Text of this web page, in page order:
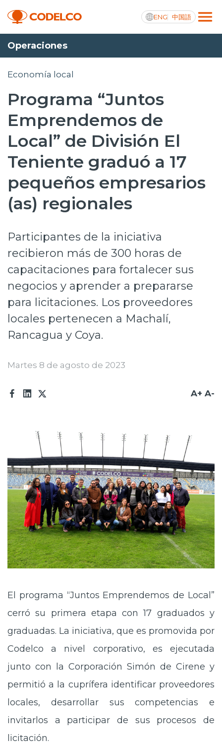
ENG 中国語
Transparencia activa
Nosotros
Operaciones
Innovación
Inversionistas
Prensa
Trabaja en Codelco
Transparencia activa
Canales de denuncia
Proveedores
Acceso trabajadores/as
Operaciones
Economía local
Programa “Juntos
Emprendemos de
Local” de División El
Teniente graduó a 17
pequeños empresarios
(as) regionales
Participantes de la iniciativa
recibieron más de 300 horas de
capacitaciones para fortalecer sus
negocios y aprender a prepararse
para licitaciones. Los proveedores
locales pertenecen a Machalí,
Rancagua y Coya.
Martes 8 de agosto de 2023
A+ A-
El programa “Juntos Emprendemos de Local”
cerró su primera etapa con 17 graduados y
graduadas. La iniciativa, que es promovida por
Codelco a nivel corporativo, es ejecutada
junto con la Corporación Simón de Cirene y
permitió a la cuprífera identificar proveedores
locales, desarrollar sus competencias e
invitarlos a participar de sus procesos de
licitación.